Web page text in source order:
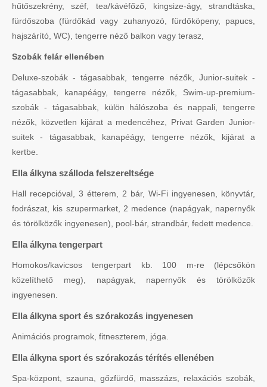
hűtőszekrény, széf, tea/kávéfőző, kingsize-ágy, strandtáska,
fürdőszoba (fürdőkád vagy zuhanyozó, fürdőköpeny, papucs,
hajszárító, WC), tengerre néző balkon vagy terasz,
Szobák felár ellenében
Deluxe-szobák - tágasabbak, tengerre nézők, Junior-suitek -
tágasabbak, kanapéágy, tengerre nézők, Swim-up-premium-
szobák - tágasabbak, külön hálószoba és nappali, tengerre
nézők, közvetlen kijárat a medencéhez, Privat Garden Junior-
suitek - tágasabbak, kanapéágy, tengerre nézők, kijárat a
kertbe.
Ella álkyna szálloda felszereltsége
Hall recepcióval, 3 étterem, 2 bár, Wi-Fi ingyenesen, könyvtár,
fodrászat, kis szupermarket, 2 medence (napágyak, napernyők
és törölközők ingyenesen), pool-bár, strandbár, fedett medence.
Ella álkyna tengerpart
Homokos/kavicsos tengerpart kb. 100 m-re (lépcsőkön
közelíthető meg), napágyak, napernyők és törölközők
ingyenesen.
Ella álkyna sport és szórakozás ingyenesen
Animációs programok, fitneszterem, jóga.
Ella álkyna sport és szórakozás térítés ellenében
Spa-központ, szauna, gőzfürdő, masszázs, relaxációs szobák,